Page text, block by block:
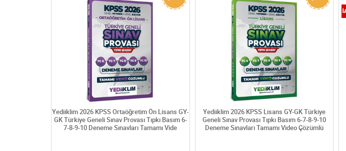
Yediiklim 2026 KPSS Ortaöğretim Ön Lisans GY-
GK Türkiye Geneli Sınav Provası Tıpkı Basım 6-
7-8-9-10 Deneme Sınavları Tamamı Vide
Yediiklim 2026 KPSS Lisans GY-GK Türkiye
Geneli Sınav Provası Tıpkı Basım 6-7-8-9-10
Deneme Sınavları Tamamı Video Çözümlü